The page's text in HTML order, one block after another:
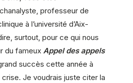
professeur de
à l’université d’Aix-
surtout, pour ce qui nous
du fameux Appel des appels
succès cette année à
Je voudrais juste citer la